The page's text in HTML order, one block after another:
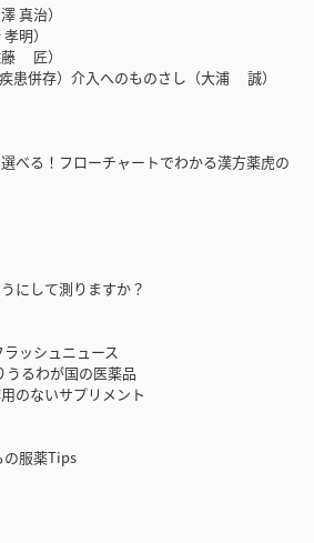
真治）
明）
藤 匠）
患併存）介入へのものさし（大浦 誠）
べる！フローチャートでわかる漢方薬虎の
にして測りますか？
ッシュニュース
るわが国の医薬品
のないサプリメント
服薬Tips